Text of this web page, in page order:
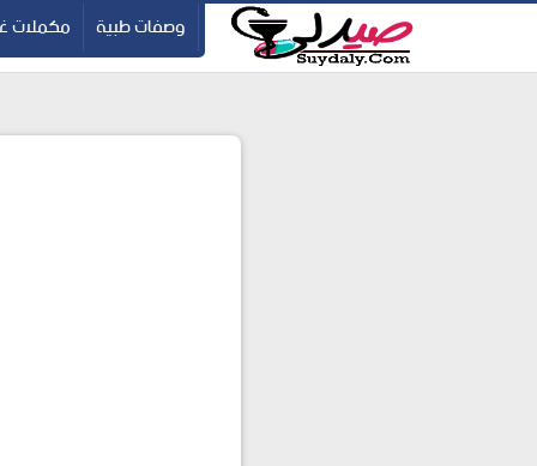
-->
vmZ_yu86_9u3jQJgGN9H2FF9w وصفات طبية مكملات